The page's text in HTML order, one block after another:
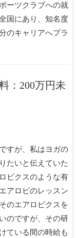
ーツクラブへの就
国にあり、知名度
のキャリアへプラ
：200万円未
すが、私はヨガの
たいと伝えていた
ビクスのような有
アロビのレッスン
のエアロビクスを
のですが、その研
ている間の時給も